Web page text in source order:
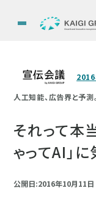
人工知能、広告界と予測。
それって本
ゃってAI」
公開日:2016年10月11日